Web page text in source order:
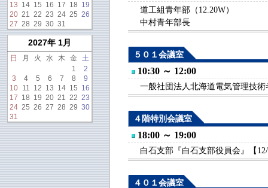
道工組青年部（12.20W）
中村青年部長
５０１会議室
10:30 ～ 12:00
一般社団法人北海道電気管理技
４階特別会議室
18:00 ～ 19:00
白石支部『白石支部役員会』【
４０１会議室
13 14 15 16 17 18 19
20 21 22 23 24 25 26
27 28 29 30 31
2027年 1月
日 月 火 水 木 金
土
1
2
3
4 5 6 7 8
9
10 11 12 13 14 15 16
17 18 19 20 21 22 23
24 25 26 27 28 29 30
31